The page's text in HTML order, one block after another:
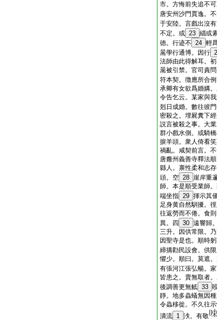
市。方悔前失追不
唐安州沙門賈逸。
于安陸。言戲出沒
不定。或 23 緇或
徳。行迹不 24 輕
暠學行通博。因行
法師由此得解耳。
暠被引禁。官司責
符本契。徴應所合
承卿有女欲爲婚媾
令告乞云。某家與
剋日成婚。數往彼
密殺之。埋屍糞下
説言被殺之事。大
群小戲水側。或騎
捩羊頭。衆人倚看
禍亂。咸契前言。
唐癰州義善寺釋法
縣人。禀性柔和志
頭。空 28 崖岸重
師。本是順受業師
端坐指 29 揮示其
足身黄自然馴擾。
往返勞而不倦。食
異。四 30 遠響歸
三升。因供常限。
因聖寺是也。順時
締搆勸民設會。供
懼少。順曰。莫遮
有張河江張弘暢。
皆患之。賣無取者
後調善更無觝 33
靜。地多蟲蟻無因
令蟲移徙。不久往
潰流 1 泆。有敬